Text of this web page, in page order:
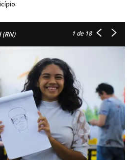
1 de 18